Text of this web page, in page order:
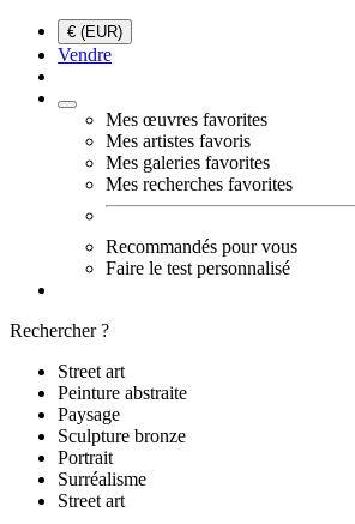
€ (EUR)
Vendre
Mes œuvres favorites
Mes artistes favoris
Mes galeries favorites
Mes recherches favorites
Recommandés pour vous
Faire le test personnalisé
Rechercher ?
Street art
Peinture abstraite
Paysage
Sculpture bronze
Portrait
Surréalisme
Street art